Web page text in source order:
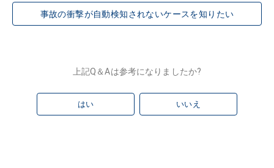
事故の衝撃が自動検知されないケースを知りたい
上記Q＆Aは参考になりましたか?
はい いいえ